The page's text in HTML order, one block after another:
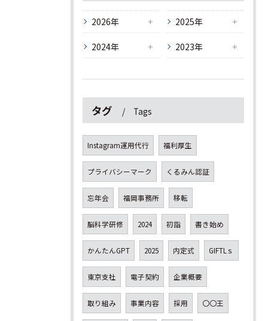
2026年 2025年
2024年 2023年
タグ Tags
Instagram運用代行 福利厚生
プライバシーマーク くるみん認証
忘年会 福岡事務所 移転
脳科学研修 2024 初詣 書き始め
かんたんGPT 2025 内定式 GIFTLｓ
東京支社 電子契約 企業概要
取り組み 事業内容 採用 〇〇王